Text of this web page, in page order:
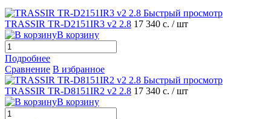
Быстрый просмотр
TRASSIR TR-D2151IR3 v2 2.8 17 340 с. / шт
В корзину
Подробнее
Сравнение В избранное
Быстрый просмотр
TRASSIR TR-D8151IR2 v2 2.8 17 340 с. / шт
В корзину